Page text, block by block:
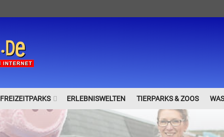
FREIZEITPARKS ERLEBNISWELTEN TIERPARKS & ZOOS